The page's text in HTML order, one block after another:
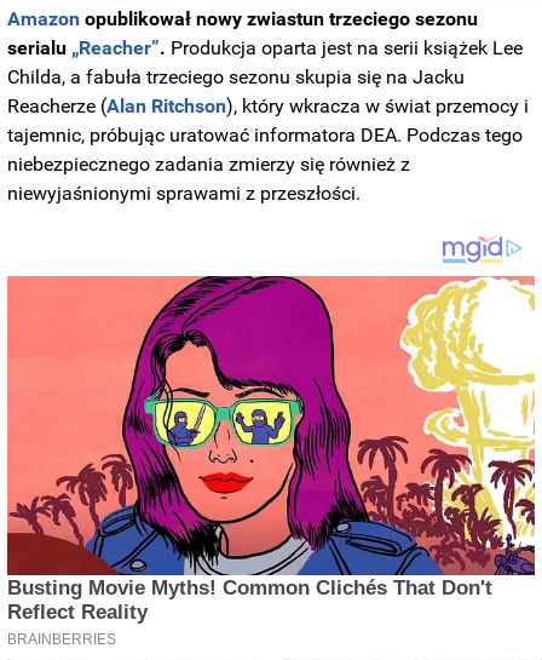
Amazon opublikował nowy zwiastun trzeciego sezonu
serialu „Reacher”. Produkcja oparta jest na serii książek Lee
Childa, a fabuła trzeciego sezonu skupia się na Jacku
Reacherze (Alan Ritchson), który wkracza w świat przemocy i
tajemnic, próbując uratować informatora DEA. Podczas tego
niebezpiecznego zadania zmierzy się również z
niewyjaśnionymi sprawami z przeszłości.